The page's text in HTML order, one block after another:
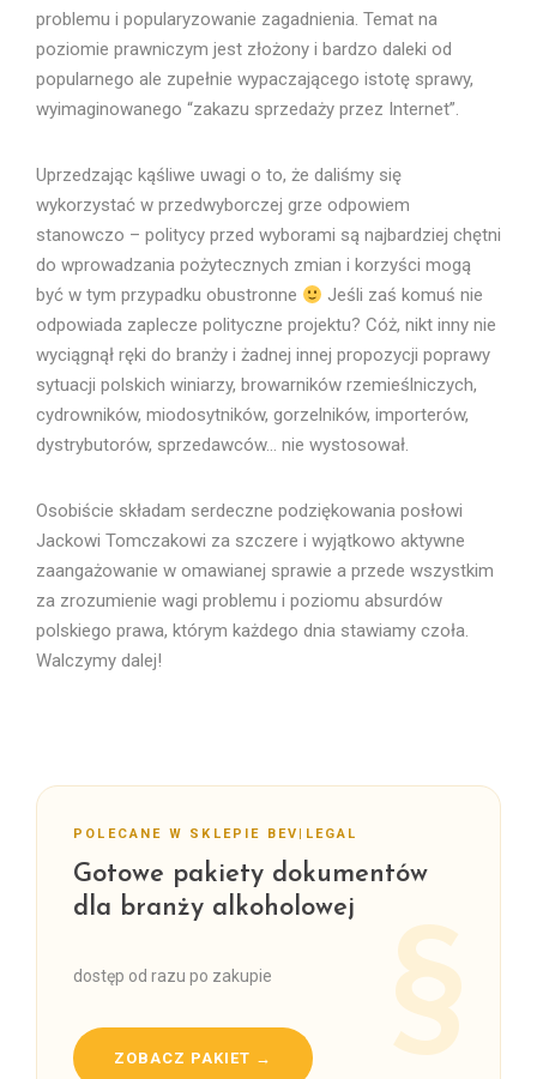
problemu i popularyzowanie zagadnienia. Temat na
poziomie prawniczym jest złożony i bardzo daleki od
popularnego ale zupełnie wypaczającego istotę sprawy,
wyimaginowanego “zakazu sprzedaży przez Internet”.
Uprzedzając kąśliwe uwagi o to, że daliśmy się
wykorzystać w przedwyborczej grze odpowiem
stanowczo – politycy przed wyborami są najbardziej chętni
do wprowadzania pożytecznych zmian i korzyści mogą
być w tym przypadku obustronne
Jeśli zaś komuś nie
odpowiada zaplecze polityczne projektu? Cóż, nikt inny nie
wyciągnął ręki do branży i żadnej innej propozycji poprawy
sytuacji polskich winiarzy, browarników rzemieślniczych,
cydrowników, miodosytników, gorzelników, importerów,
dystrybutorów, sprzedawców… nie wystosował.
Osobiście składam serdeczne podziękowania posłowi
Jackowi Tomczakowi za szczere i wyjątkowo aktywne
zaangażowanie w omawianej sprawie a przede wszystkim
za zrozumienie wagi problemu i poziomu absurdów
polskiego prawa, którym każdego dnia stawiamy czoła.
Walczymy dalej!
POLECANE W SKLEPIE BEV|LEGAL
Gotowe pakiety dokumentów
dla branży alkoholowej
dostęp od razu po zakupie
ZOBACZ PAKIET →